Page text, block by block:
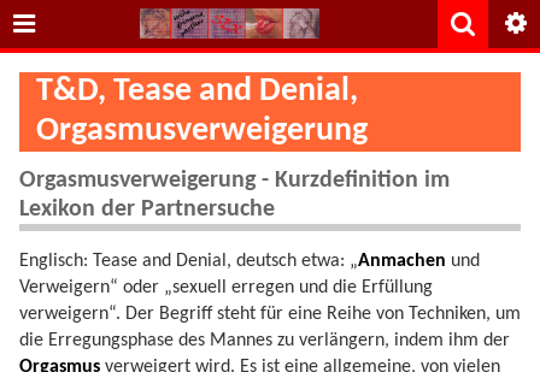
T&D, Tease and Denial,
Orgasmusverweigerung
Orgasmusverweigerung - Kurzdefinition im
Lexikon der Partnersuche
Englisch: Tease and Denial, deutsch etwa: „Anmachen und
Verweigern“ oder „sexuell erregen und die Erfüllung
verweigern“. Der Begriff steht für eine Reihe von Techniken, um
die Erregungsphase des Mannes zu verlängern, indem ihm der
Orgasmus verweigert wird. Es ist eine allgemeine, von vielen